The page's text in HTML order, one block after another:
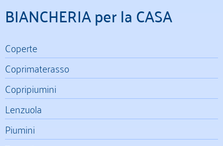
BIANCHERIA per la CASA
Coperte
Coprimaterasso
Copripiumini
Lenzuola
Piumini